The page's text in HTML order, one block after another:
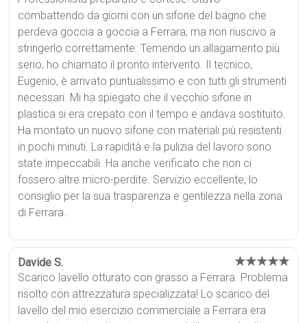
combattendo da giorni con un sifone del bagno che
perdeva goccia a goccia a Ferrara, ma non riuscivo a
stringerlo correttamente. Temendo un allagamento più
serio, ho chiamato il pronto intervento. Il tecnico,
Eugenio, è arrivato puntualissimo e con tutti gli strumenti
necessari. Mi ha spiegato che il vecchio sifone in
plastica si era crepato con il tempo e andava sostituito.
Ha montato un nuovo sifone con materiali più resistenti
in pochi minuti. La rapidità e la pulizia del lavoro sono
state impeccabili. Ha anche verificato che non ci
fossero altre micro-perdite. Servizio eccellente, lo
consiglio per la sua trasparenza e gentilezza nella zona
di Ferrara.
Davide S. ★★★★★
Scarico lavello otturato con grasso a Ferrara. Problema
risolto con attrezzatura specializzata! Lo scarico del
lavello del mio esercizio commerciale a Ferrara era